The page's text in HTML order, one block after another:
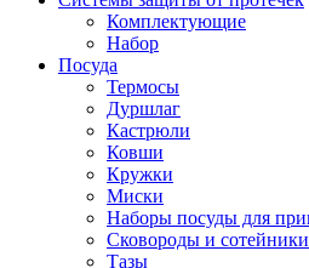
Комплектующие
Набор
Посуда
Термосы
Дуршлаг
Кастрюли
Ковши
Кружки
Миски
Наборы посуды для
Сковороды и сотейники
Тазы